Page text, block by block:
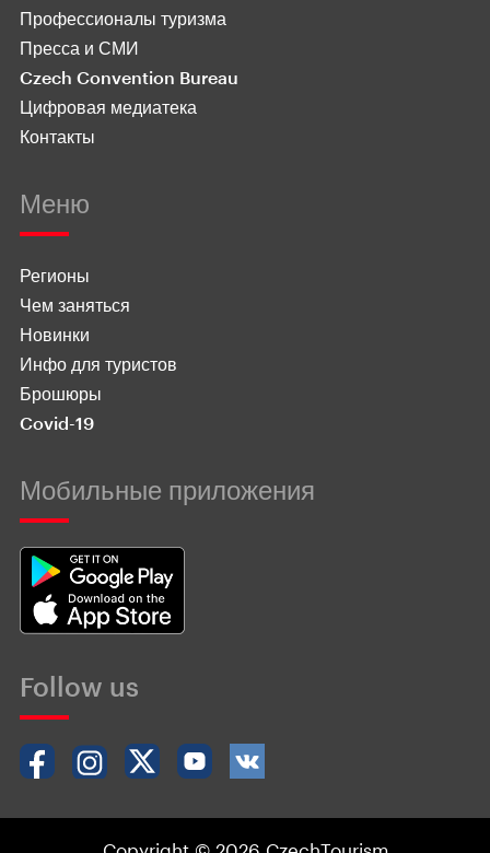
Профессионалы туризма
Пресса и СМИ
Czech Convention Bureau
Цифровая медиатека
Контакты
Меню
Регионы
Чем заняться
Новинки
Инфо для туристов
Брошюры
Covid-19
Мобильные приложения
Follow us